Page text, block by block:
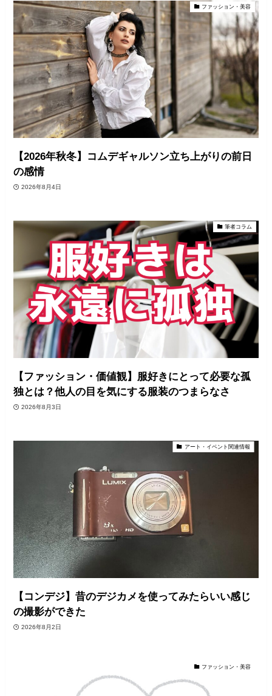
ファッション・美容
【2026年秋冬】コムデギャルソン立ち上がりの前日
の感情
2026年8月4日
筆者コラム
【ファッション・価値観】服好きにとって必要な孤
独とは？他人の目を気にする服装のつまらなさ
2026年8月3日
アート・イベント関連情報
【コンデジ】昔のデジカメを使ってみたらいい感じ
の撮影ができた
2026年8月2日
ファッション・美容